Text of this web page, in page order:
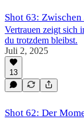
Shot 63:
Vertrauen zeigt sich
du trotzdem bleibst.
Juli 2, 2025
13
Shot 62: Der